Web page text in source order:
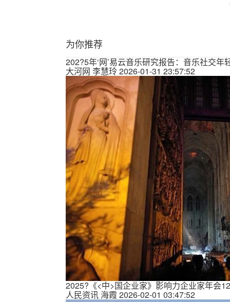
为你推荐
202?5年‘网’易云音乐研究报告：音乐社交
大河网 李慧玲2026-01-31 23:57:52
2025?《<中>国企业家》影响力企业家年会
人民资讯 海霞 2026-02-01 03:47:52